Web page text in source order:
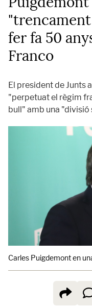
"trencament
fer fa 50
Franco
El president de Junts
"perpetuat el règim
bull" amb una
Carles Puigdemont en